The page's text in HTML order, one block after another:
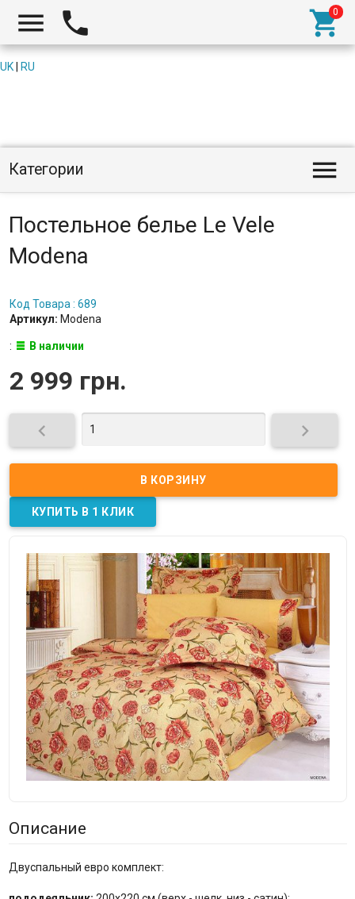
  
UK RU
Категории 
Постельное белье Le Vele
Modena
Код Товара : 689
Артикул: Modena
: В наличии
2 999 грн.
 
Описание
Двуспальный евро комплект: